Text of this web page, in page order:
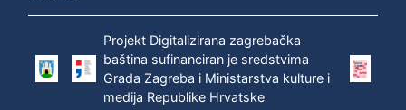
Projekt Digitalizirana zagrebačka
baština sufinanciran je sredstvima
Grada Zagreba i Ministarstva kulture i
medija Republike Hrvatske